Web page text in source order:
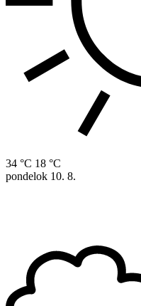
34 °C 18 °C
pondelok 10. 8.